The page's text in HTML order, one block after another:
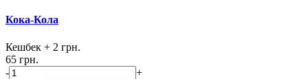
Кока-Кола
Кешбек + 2 грн.
65 грн.
-
+